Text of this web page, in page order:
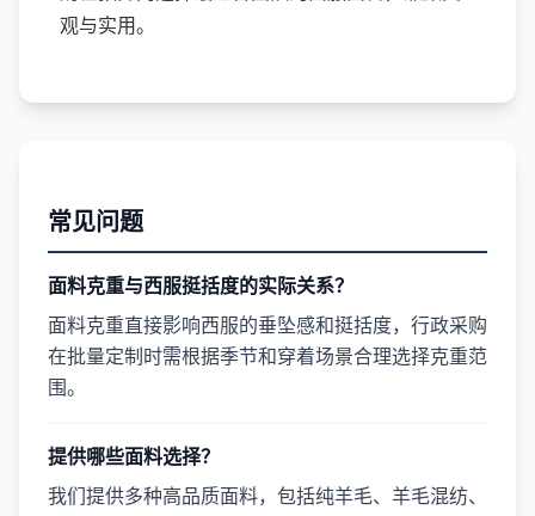
观与实用。
常见问题
面料克重与西服挺括度的实际关系？
面料克重直接影响西服的垂坠感和挺括度，行政采购
在批量定制时需根据季节和穿着场景合理选择克重范
围。
提供哪些面料选择？
我们提供多种高品质面料，包括纯羊毛、羊毛混纺、